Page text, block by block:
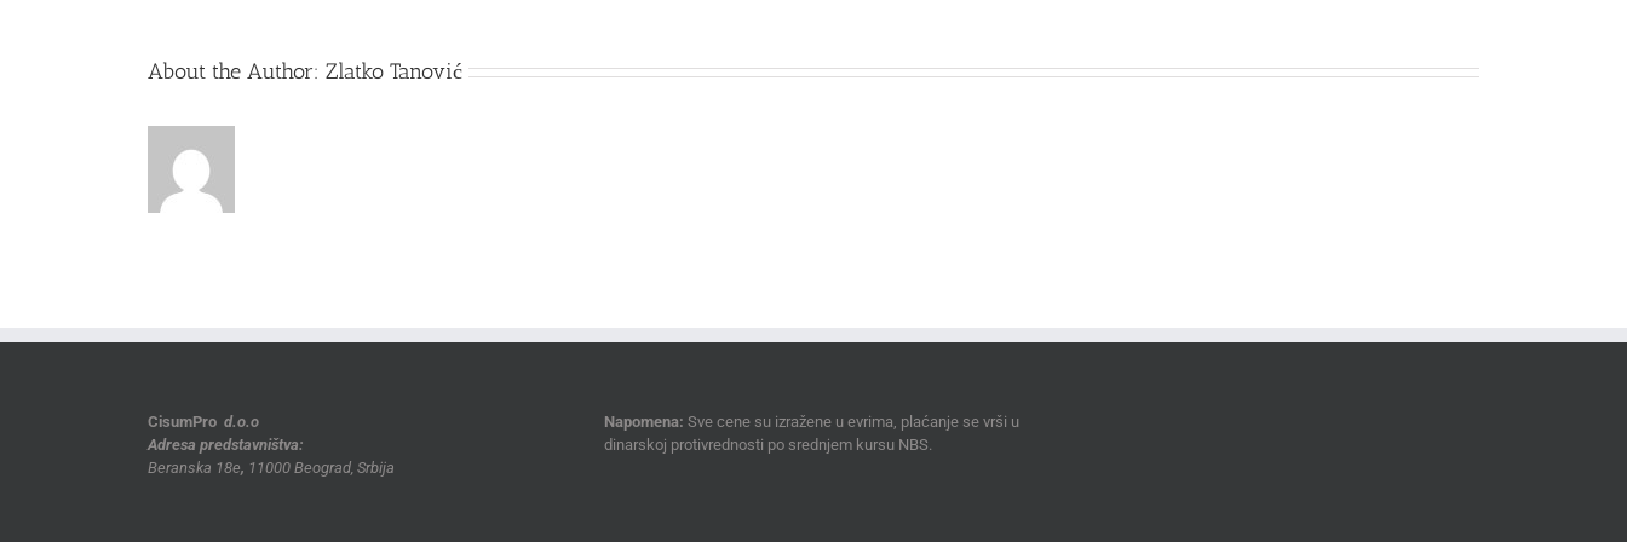
About the Author: Zlatko Tanović
CisumPro d.o.o
Adresa predstavništva:
Beranska 18e, 11000 Beograd, Srbija
Napomena: Sve cene su izražene u evrima, plaćanje se vrši u
dinarskoj protivrednosti po srednjem kursu NBS.